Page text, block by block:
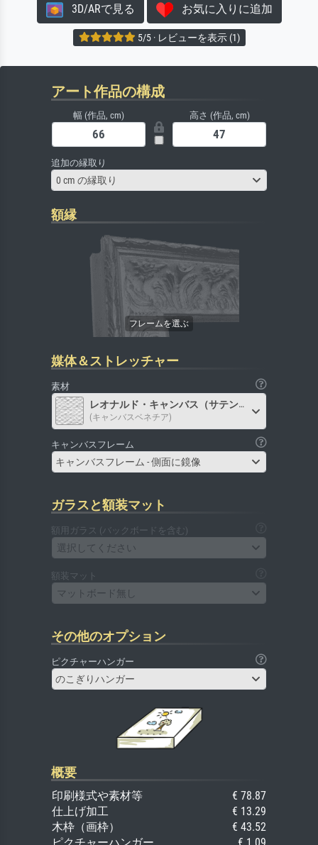
3D/ARで見る お気に入りに追加
5/5 · レビューを表示 (1)
アート作品の構成
幅 (作品, cm) 高さ (作品, cm)
追加の縁取り
0 cm の縁取り
額縁
媒体＆ストレッチャー
素材
レオナルド・キャンバス（サテン）
(キャンバスベネチア)
キャンバスフレーム
キャンバスフレーム - 側面に鏡像
ガラスと額装マット
額用ガラス (バックボードを含む)
選択してください
額装マット
マットボード無し
その他のオプション
ピクチャーハンガー
のこぎりハンガー
概要
印刷様式や素材等
€ 78.87
仕上げ加工
€ 13.29
木枠（画枠）
€ 43.52